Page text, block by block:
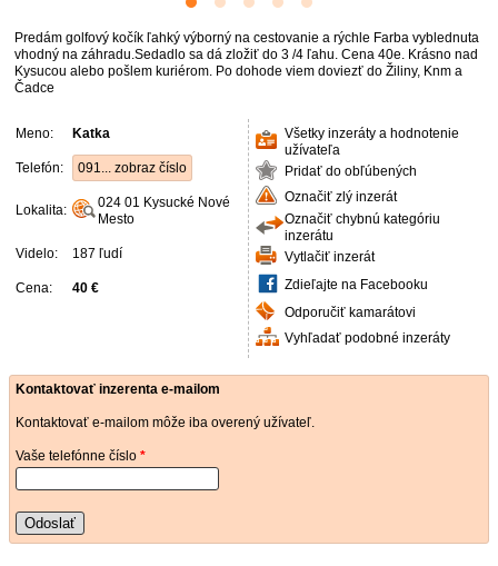
Predám golfový kočík ľahký výborný na cestovanie a rýchle Farba vyblednuta
vhodný na záhradu.Sedadlo sa dá zložiť do 3 /4 ľahu. Cena 40e. Krásno nad
Kysucou alebo pošlem kuriérom. Po dohode viem doviezť do Žiliny, Knm a
Čadce
Meno: Katka
Telefón: 091... zobraz číslo
Lokalita: 024 01 Kysucké Nové
Mesto
Videlo: 187 ľudí
Cena: 40 €
Všetky inzeráty a hodnotenie
užívateľa
Pridať do obľúbených
Označiť zlý inzerát
Označiť chybnú kategóriu
inzerátu
Vytlačiť inzerát
Zdieľajte na Facebooku
Odporučiť kamarátovi
Vyhľadať podobné inzeráty
Kontaktovať inzerenta e-mailom
Kontaktovať e-mailom môže iba overený užívateľ.
Vaše telefónne číslo *
Odoslať